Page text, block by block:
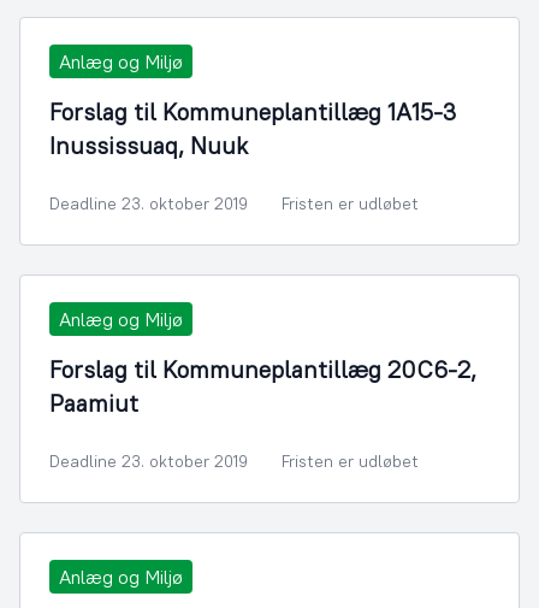
Anlæg og Miljø
Forslag til Kommuneplantillæg 1A15-3
Inussissuaq, Nuuk
Deadline 23. oktober 2019 Fristen er udløbet
Anlæg og Miljø
Forslag til Kommuneplantillæg 20C6-2,
Paamiut
Deadline 23. oktober 2019 Fristen er udløbet
Anlæg og Miljø